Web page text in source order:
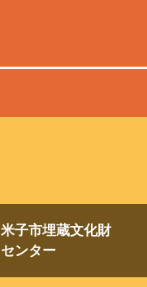
米子市埋蔵文化財
センター